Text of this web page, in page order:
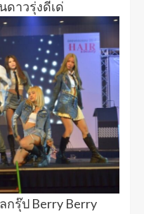
าวรุ่งดีเด่
กรุ๊ป Berry Berry